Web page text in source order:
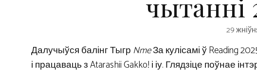
чытанні
29
Далучыўся балінг Тыгр NmeЗа кулісамі ў Reading
і працаваць з Atarashii Gakko! і іу. Глядзіце поўнае